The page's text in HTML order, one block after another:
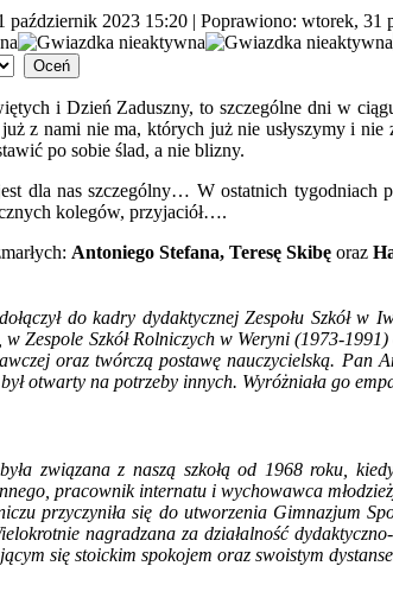
październik 2023 15:20 | Poprawiono: wtorek, 31
i Dzień Zaduszny, to szczególne dni w
z nami nie ma, których już nie usłyszymy i
po sobie ślad, a nie blizny.
dla nas szczególny… W ostatnich tygodniach
kolegów, przyjaciół….
Antoniego Stefana, Teresę Skibę oraz
dołączył do kadry dydaktycznej Zespołu Szkół
Zespole Szkół Rolniczych w Weryni (1973-
oraz twórczą postawę nauczycielską. Pan
otwarty na potrzeby innych. Wyróżniała go
związana z naszą szkołą od 1968 roku,
pracownik internatu i wychowawca
przyczyniła się do utworzenia Gimnazjum
nagradzana za działalność
się stoickim spokojem oraz swoistym